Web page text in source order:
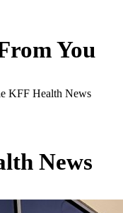
You
KFF Health News
News